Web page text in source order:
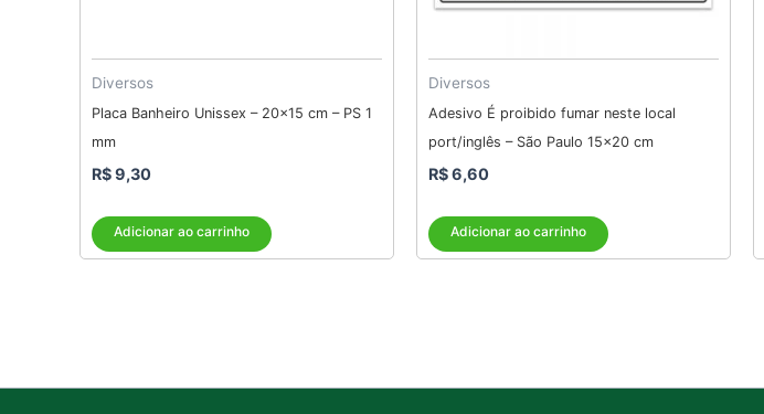
Diversos
Placa Banheiro Unissex – 20×15 cm – PS 1
mm
R$9,30
Adicionar ao carrinho
Diversos
Adesivo É proibido fumar neste local
port/inglês – São Paulo 15×20 cm
R$6,60
Adicionar ao carrinho